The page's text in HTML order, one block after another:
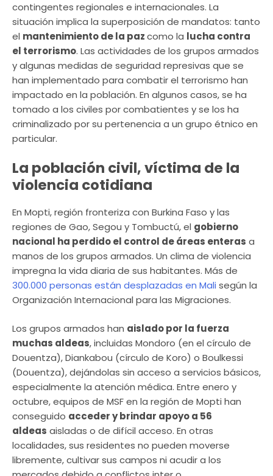
contingentes regionales e internacionales. La
situación implica la superposición de mandatos: tanto
el mantenimiento de la pazcomo la lucha contra
el terrorismo. Las actividades de los grupos armados
y algunas medidas de seguridad represivas que se
han implementado para combatir el terrorismo han
impactado en la población. En algunos casos, se ha
tomado a los civiles por combatientes y se los ha
criminalizado por su pertenencia a un grupo étnico en
particular.
La población civil, víctima de la
violencia cotidiana
En Mopti, región fronteriza con Burkina Faso y las
regiones de Gao, Segou y Tombuctú, el gobierno
nacional ha perdido el control de áreas enteras a
manos de los grupos armados. Un clima de violencia
impregna la vida diaria de sus habitantes. Más de
300.000 personas están desplazadas en Mali según la
Organización Internacional para las Migraciones.
Los grupos armados han aislado por la fuerza
muchas aldeas, incluidas Mondoro (en el círculo de
Douentza), Diankabou (círculo de Koro) o Boulkessi
(Douentza), dejándolas sin acceso a servicios básicos,
especialmente la atención médica. Entre enero y
octubre, equipos de MSF en la región de Mopti han
conseguido acceder y brindar apoyo a 56
aldeas aisladas o de difícil acceso. En otras
localidades, sus residentes no pueden moverse
libremente, cultivar sus campos ni acudir a los